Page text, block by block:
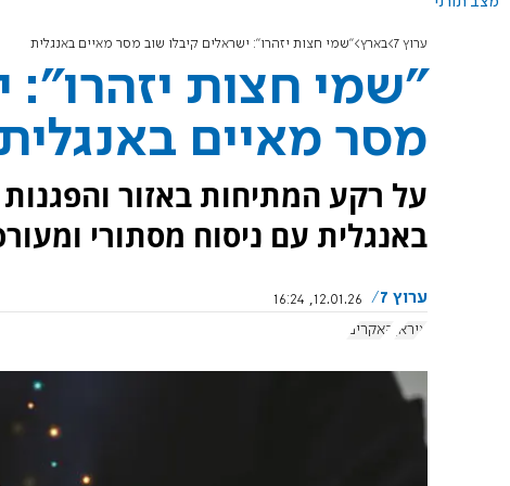
ערוץ 7 בארץ "שמי חצות יזהרו": ישראלים קיבלו שוב מסר מאיים באנגלית
"שמי חצות יזהרו":
מסר מאיים
על רקע המתיחות באזור והפגנות
באנגלית עם ניסוח מסתורי
ערוץ 7
12.01.26, 16:24
איראן האקרים